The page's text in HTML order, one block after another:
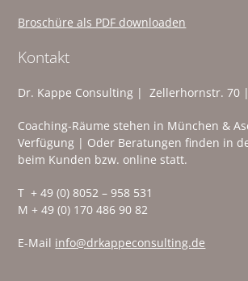
Broschüre als PDF downloaden
Kontakt
Dr. Kappe Consulting | Zellerhornstr. 70
Coaching-Räume stehen in München &
Verfügung | Oder Beratungen finden in
beim Kunden bzw. online statt.
T + 49 (0) 8052 – 958 531
M + 49 (0) 170 486 90 82
E-Mail info@drkappeconsulting.de